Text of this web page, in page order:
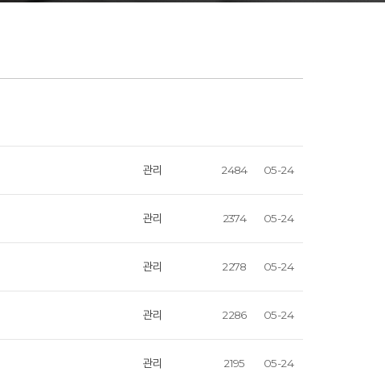
관리 2484 05-24
관리 2374 05-24
관리 2278 05-24
관리 2286 05-24
관리 2195 05-24